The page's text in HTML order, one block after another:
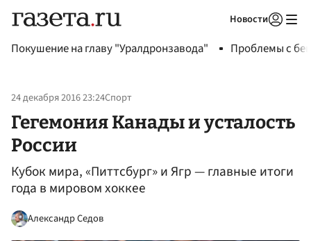
Новости
Покушение на главу "Уралдронзавода" Проблемы с
24 декабря 2016 23:24Спорт
Гегемония Канады и усталость
России
Кубок мира, «Питтсбург» и Ягр — главные итоги
года в мировом хоккее
Александр Седов